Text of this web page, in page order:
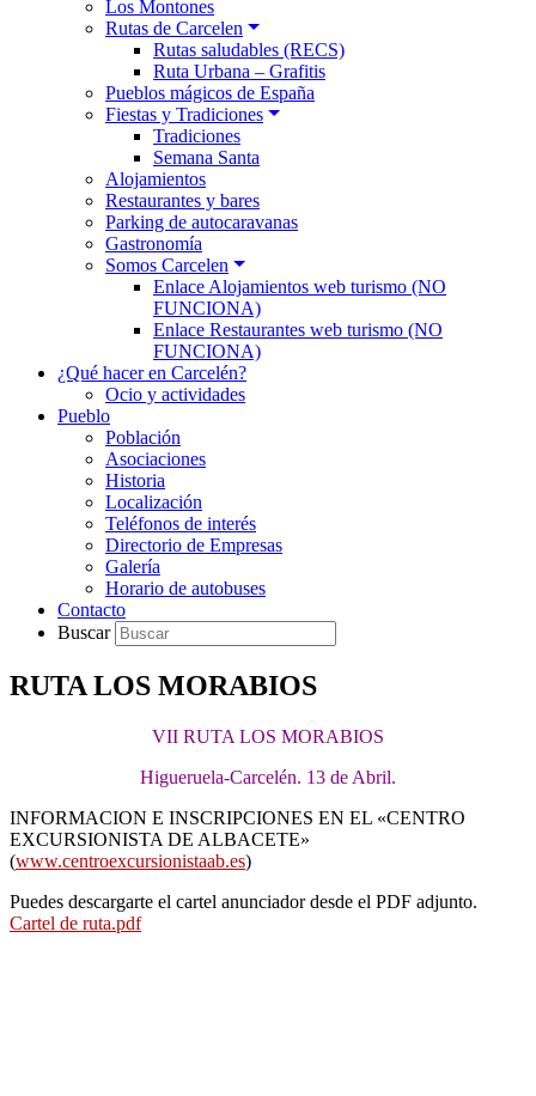
Los Montones
Rutas de Carcelen
Rutas saludables (RECS)
Ruta Urbana – Grafitis
Pueblos mágicos de España
Fiestas y Tradiciones
Tradiciones
Semana Santa
Alojamientos
Restaurantes y bares
Parking de autocaravanas
Gastronomía
Somos Carcelen
Enlace Alojamientos web turismo (NO
FUNCIONA)
Enlace Restaurantes web turismo (NO
FUNCIONA)
¿Qué hacer en Carcelén?
Ocio y actividades
Pueblo
Población
Asociaciones
Historia
Localización
Teléfonos de interés
Directorio de Empresas
Galería
Horario de autobuses
Contacto
Buscar
RUTA LOS MORABIOS
VII RUTA LOS MORABIOS
Higueruela-Carcelén. 13 de Abril.
INFORMACION E INSCRIPCIONES EN EL «CENTRO
EXCURSIONISTA DE ALBACETE»
(www.centroexcursionistaab.es)
Puedes descargarte el cartel anunciador desde el PDF adjunto.
Cartel de ruta.pdf